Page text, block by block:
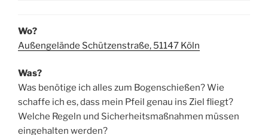
Wo?
Außengelände Schützenstraße, 51147 Köln
Was?
Was benötige ich alles zum Bogenschießen? Wie
schaffe ich es, dass mein Pfeil genau ins Ziel fliegt?
Welche Regeln und Sicherheitsmaßnah­men müssen
eingehalten werden?